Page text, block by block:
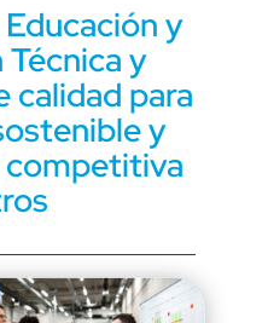
y
y
calidad para
y
competitiva